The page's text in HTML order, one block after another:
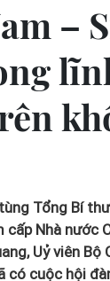
–
Tổng Bí
cấp Nhà nước
Uỷ viên
có cuộc hội